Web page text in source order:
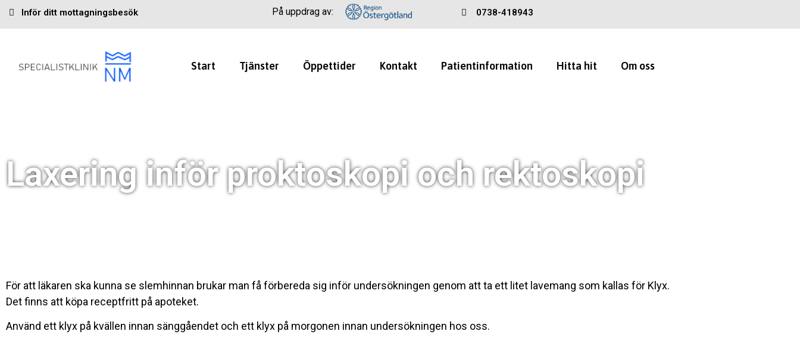
Inför ditt mottagningsbesök På uppdrag av: 0738-418943
Start Tjänster Öppettider Kontakt Patientinformation Hitta hit Om oss
Laxering inför proktoskopi och rektoskopi
För att läkaren ska kunna se slemhinnan brukar man få förbereda sig inför undersökningen genom att ta ett litet lavemang som kallas för Klyx.
Det finns att köpa receptfritt på apoteket.
Använd ett klyx på kvällen innan sänggåendet och ett klyx på morgonen innan undersökningen hos oss.